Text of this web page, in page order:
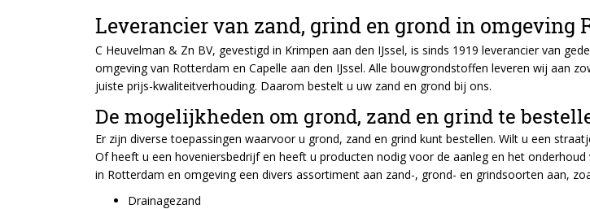
Leverancier van zand, grind en grond in omgeving
C Heuvelman & Zn BV, gevestigd in Krimpen aan den IJssel, is sinds 1919 leverancier van
omgeving van Rotterdam en Capelle aan den IJssel. Alle bouwgrondstoffen leveren wij aan
juiste prijs-kwaliteitverhouding. Daarom bestelt u uw zand en grond bij ons.
De mogelijkheden om grond, zand en grind te
Er zijn diverse toepassingen waarvoor u grond, zand en grind kunt bestellen. Wilt u een
Of heeft u een hoveniersbedrijf en heeft u producten nodig voor de aanleg en het
in Rotterdam en omgeving een divers assortiment aan zand-, grond- en grindsoorten aan,
Drainagezand